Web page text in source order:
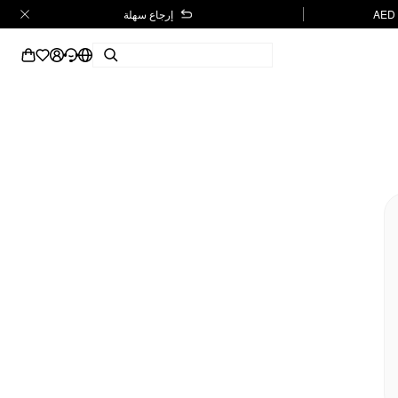
إرجاع سهلة